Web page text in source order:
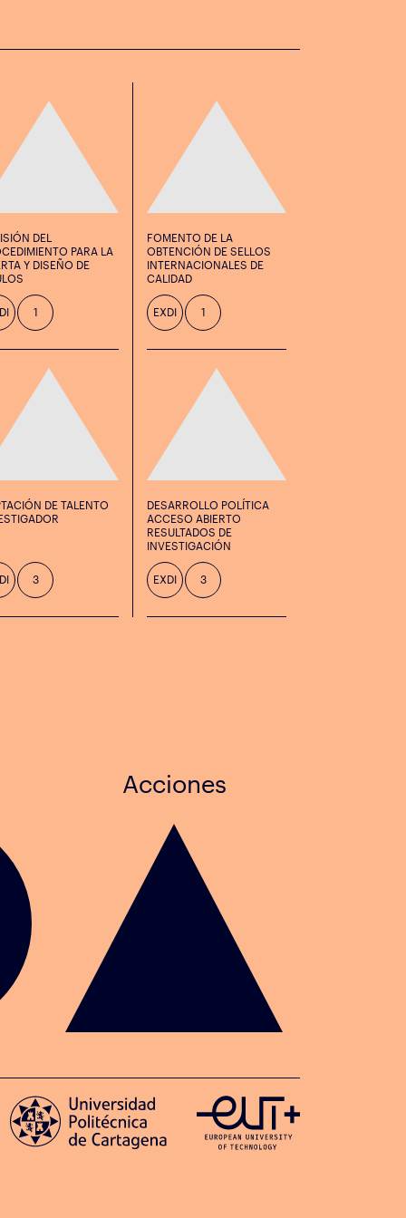
DEL
PARA LA
Y DISEÑO DE
1
FOMENTO DE LA
OBTENCIÓN DE SELLOS
INTERNACIONALES DE
CALIDAD
EXDI 1
DE TALENTO
3
DESARROLLO POLÍTICA
ACCESO ABIERTO
RESULTADOS DE
INVESTIGACIÓN
EXDI 3
Acciones